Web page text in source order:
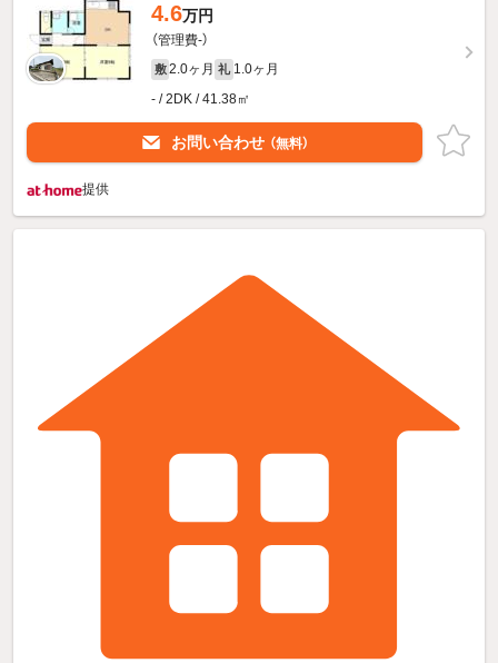
4.6万円
（管理費-）
敷 2.0ヶ月 礼 1.0ヶ月
- / 2DK / 41.38㎡
お問い合わせ （無料）
提供